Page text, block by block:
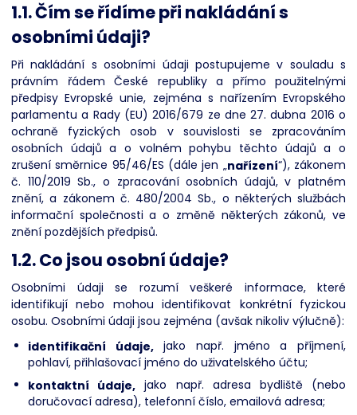
1.1. Čím se řídíme při nakládání s
osobními údaji?
Při nakládání s osobními údaji postupujeme v souladu s
právním řádem České republiky a přímo použitelnými
předpisy Evropské unie, zejména s nařízením Evropského
parlamentu a Rady (EU) 2016/679 ze dne 27. dubna 2016 o
ochraně fyzických osob v souvislosti se zpracováním
osobních údajů a o volném pohybu těchto údajů a o
zrušení směrnice 95/46/ES (dále jen „nařízení“), zákonem
č. 110/2019 Sb., o zpracování osobních údajů, v platném
znění, a zákonem č. 480/2004 Sb., o některých službách
informační společnosti a o změně některých zákonů, ve
znění pozdějších předpisů.
1.2. Co jsou osobní údaje?
Osobními údaji se rozumí veškeré informace, které
identifikují nebo mohou identifikovat konkrétní fyzickou
osobu. Osobními údaji jsou zejména (avšak nikoliv výlučně):
identifikační údaje,jako např. jméno a příjmení,
pohlaví, přihlašovací jméno do uživatelského účtu;
kontaktní údaje, jako např. adresa bydliště (nebo
doručovací adresa), telefonní číslo, emailová adresa;